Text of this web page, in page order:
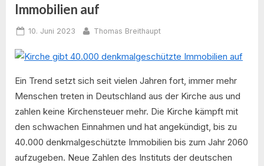
Immobilien auf
Posted
10. Juni 2023 By
Thomas Breithaupt
Ein Trend setzt sich seit vielen Jahren fort, immer mehr
Menschen treten in Deutschland aus der Kirche aus und
zahlen keine Kirchensteuer mehr. Die Kirche kämpft mit
den schwachen Einnahmen und hat angekündigt, bis zu
40.000 denkmalgeschützte Immobilien bis zum Jahr 2060
aufzugeben. Neue Zahlen des Instituts der deutschen